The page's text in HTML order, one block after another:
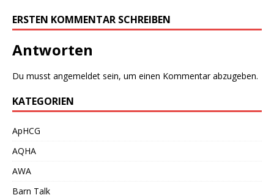
ERSTEN KOMMENTAR SCHREIBEN
Antworten
Du musst angemeldet sein, um einen Kommentar abzugeben.
KATEGORIEN
ApHCG
AQHA
AWA
Barn Talk